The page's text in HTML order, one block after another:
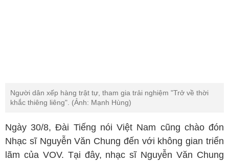
Người dân xếp hàng trật tự, tham gia trải nghiệm "Trở về thời
khắc thiêng liêng". (Ảnh: Mạnh Hùng)
Ngày 30/8, Đài Tiếng nói Việt Nam cũng chào đón
Nhạc sĩ Nguyễn Văn Chung đến với không gian triển
lãm của VOV. Tại đây, nhạc sĩ Nguyễn Văn Chung